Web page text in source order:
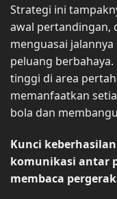
Strategi ini
awal pertandingan,
menguasai
peluang
tinggi di area
memanfaatkan
bola dan
Kunci
komunikasi antar
membaca